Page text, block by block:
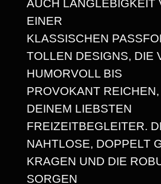
B
E
S
T
E
O
U
T
F
I
AUCH LANGLEBIGKEIT
EINER
KLASSISCHEN
TOLLEN DESIGNS, DIE
HUMORVOLL BIS
PROVOKANT
DEINEM LIEBSTEN
FREIZEITBEGLEITER.
NAHTLOSE, DOPPELT
KRAGEN UND DIE
SORGEN